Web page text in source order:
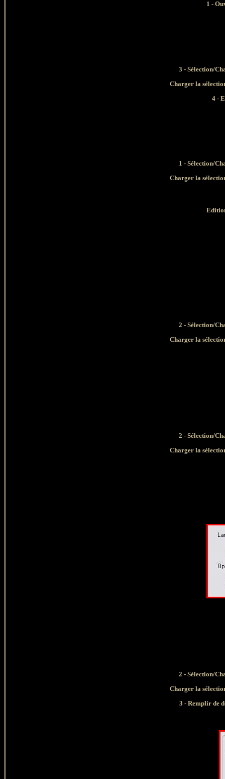
1 -
3 - Sélection/
Charger la
4 -
1 - Sélection/
Charger la
2 - Sélection/
Charger la
2 - Sélection/
Charger la
2 - Sélection/
Charger la
3 - Remplir de